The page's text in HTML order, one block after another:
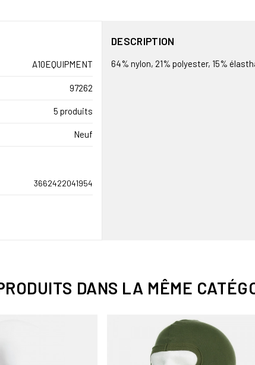
A10EQUIPMENT
97262
5 produits
Neuf
3662422041954
DESCRIPTION
64% nylon, 21% polyester, 15%
DANS LA MÊME